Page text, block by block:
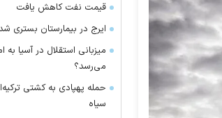
قیمت نفت کاهش یافت
ایرج در بیمارستان بستری
میزبانی استقلال در آسیا به
می‌رسد؟
حمله پهپادی به کشتی
سیاه